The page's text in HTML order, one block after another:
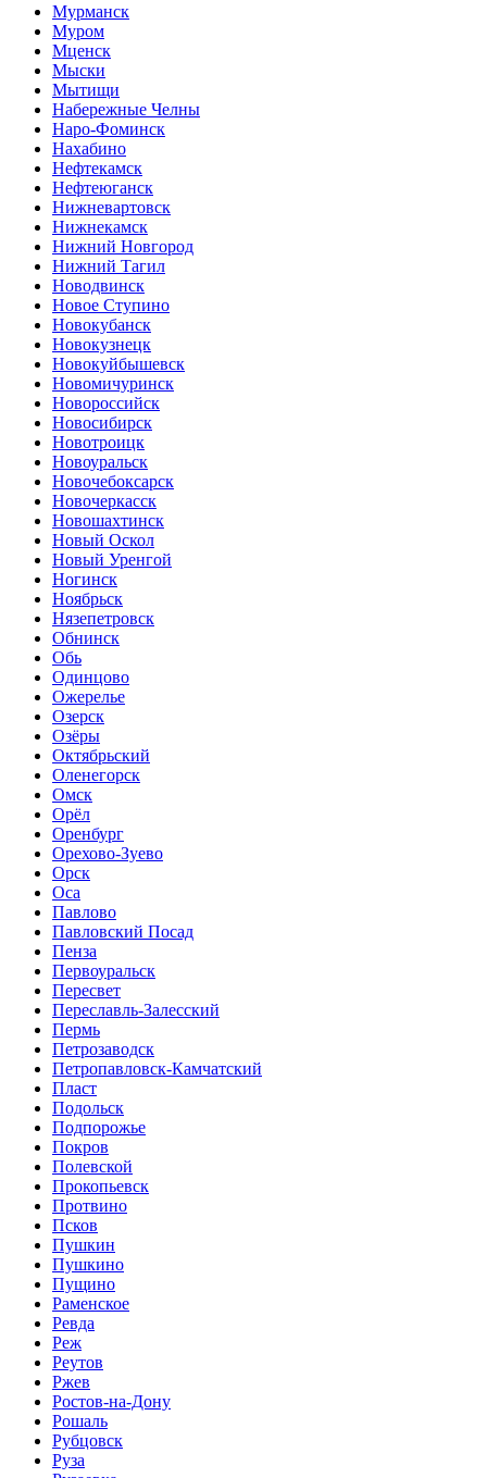
Мурманск
Муром
Мценск
Мыски
Мытищи
Набережные Челны
Наро-Фоминск
Нахабино
Нефтекамск
Нефтеюганск
Нижневартовск
Нижнекамск
Нижний Новгород
Нижний Тагил
Новодвинск
Новое Ступино
Новокубанск
Новокузнецк
Новокуйбышевск
Новомичуринск
Новороссийск
Новосибирск
Новотроицк
Новоуральск
Новочебоксарск
Новочеркасск
Новошахтинск
Новый Оскол
Новый Уренгой
Ногинск
Ноябрьск
Нязепетровск
Обнинск
Обь
Одинцово
Ожерелье
Озерск
Озёры
Октябрьский
Оленегорск
Омск
Орёл
Оренбург
Орехово-Зуево
Орск
Оса
Павлово
Павловский Посад
Пенза
Первоуральск
Пересвет
Переславль-Залесский
Пермь
Петрозаводск
Петропавловск-Камчатский
Пласт
Подольск
Подпорожье
Покров
Полевской
Прокопьевск
Протвино
Псков
Пушкин
Пушкино
Пущино
Раменское
Ревда
Реж
Реутов
Ржев
Ростов-на-Дону
Рошаль
Рубцовск
Руза